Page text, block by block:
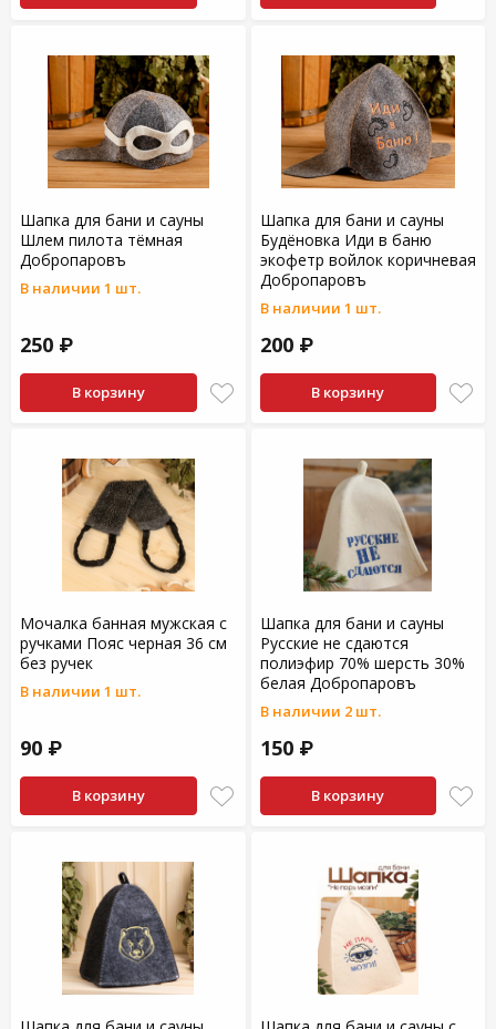
Шапка для бани и сауны
Шлем пилота тёмная
Добропаровъ
В наличии 1 шт.
250 ₽
В корзину
Шапка для бани и сауны
Будёновка Иди в баню
экофетр войлок коричневая
Добропаровъ
В наличии 1 шт.
200 ₽
В корзину
Мочалка банная мужская с
ручками Пояс черная 36 см
без ручек
В наличии 1 шт.
90 ₽
В корзину
Шапка для бани и сауны
Русские не сдаются
полиэфир 70% шерсть 30%
белая Добропаровъ
В наличии 2 шт.
150 ₽
В корзину